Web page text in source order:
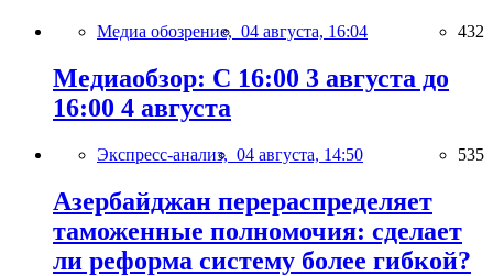
Медиа обозрение, 04 августа, 16:04 432
Медиаобзор: С 16:00 3 августа до
16:00 4 августа
Экспресс-анализ, 04 августа, 14:50 535
Азербайджан перераспределяет
таможенные полномочия: сделает
ли реформа систему более гибкой?